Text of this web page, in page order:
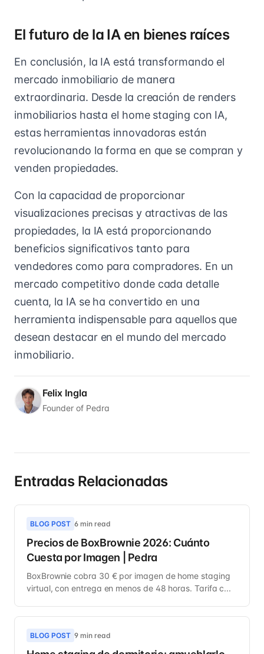
El futuro de la IA en bienes raíces
En conclusión, la IA está transformando el
mercado inmobiliario de manera
extraordinaria. Desde la creación de renders
inmobiliarios hasta el home staging con IA,
estas herramientas innovadoras están
revolucionando la forma en que se compran y
venden propiedades.
Con la capacidad de proporcionar
visualizaciones precisas y atractivas de las
propiedades, la IA está proporcionando
beneficios significativos tanto para
vendedores como para compradores. En un
mercado competitivo donde cada detalle
cuenta, la IA se ha convertido en una
herramienta indispensable para aquellos que
desean destacar en el mundo del mercado
inmobiliario.
Felix Ingla
Founder of Pedra
Entradas Relacionadas
BLOG POST 6 min read
Precios de BoxBrownie 2026: Cuánto
Cuesta por Imagen | Pedra
BoxBrownie cobra 30 € por imagen de home staging
virtual, con entrega en menos de 48 horas. Tarifa c...
BLOG POST 9 min read